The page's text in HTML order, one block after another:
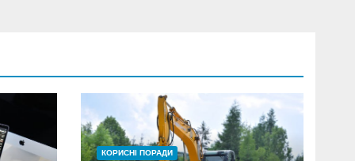
КОРИСНІ ПОРАДИ